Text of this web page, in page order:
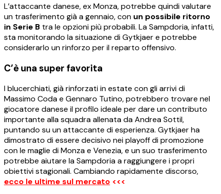
L’attaccante danese, ex Monza, potrebbe quindi valutare
un trasferimento già a gennaio, con un possibile ritorno
in Serie B tra le opzioni più probabili. La Sampdoria, infatti,
sta monitorando la situazione di Gytkjaer e potrebbe
considerarlo un rinforzo per il reparto offensivo.
C’è una super favorita
I blucerchiati, già rinforzati in estate con gli arrivi di
Massimo Coda e Gennaro Tutino, potrebbero trovare nel
giocatore danese il profilo ideale per dare un contributo
importante alla squadra allenata da Andrea Sottil,
puntando su un attaccante di esperienza. Gytkjaer ha
dimostrato di essere decisivo nei playoff di promozione
con le maglie di Monza e Venezia, e un suo trasferimento
potrebbe aiutare la Sampdoria a raggiungere i propri
obiettivi stagionali. Cambiando rapidamente discorso,
ecco le ultime sul mercato <<<